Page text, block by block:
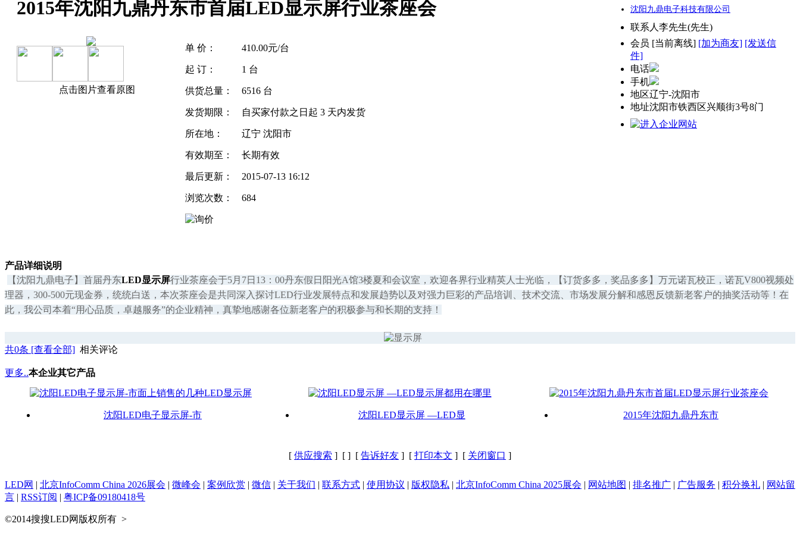
2015年沈阳九鼎丹东市首届LED显示屏行业茶座会
点击图片查看原图
单 价： 410.00元/台
起 订： 1 台
供货总量： 6516 台
发货期限： 自买家付款之日起 3 天内发货
所在地： 辽宁 沈阳市
有效期至： 长期有效
最后更新： 2015-07-13 16:12
浏览次数： 684
沈阳九鼎电子科技有限公司
联系人李先生(先生)
会员 [当前离线] [加为商友] [发送信
件]
电话
手机
地区辽宁-沈阳市
地址沈阳市铁西区兴顺街3号8门
产品详细说明
【沈阳九鼎电子】首届丹东LED显示屏行业茶座会于5月7日13：00丹东假日阳光A馆3楼夏和会议室，欢迎各界行业精英人士光临，【订货多多，奖品多多】万元诺瓦校正，诺瓦V800视频处
理器，300-500元现金券，统统白送，本次茶座会是共同深入探讨LED行业发展特点和发展趋势以及对强力巨彩的产品培训、技术交流、市场发展分解和感恩反馈新老客户的抽奖活动等！在
此，我公司本着“用心品质，卓越服务”的企业精神，真挚地感谢各位新老客户的积极参与和长期的支持！
共0条 [查看全部] 相关评论
更多..本企业其它产品
沈阳LED电子显示屏-市 沈阳LED显示屏 —LED显 2015年沈阳九鼎丹东市
[ 供应搜索 ] [ ] [ 告诉好友 ] [ 打印本文 ] [ 关闭窗口 ]
LED网 北京InfoComm China 2026展会 微峰会 案例欣赏 微信 关于我们 联系方式 使用协议 版权隐私 北京InfoComm China 2025展会 网站地图 排名推广 广告服务 积分换礼
网站留
言
RSS订阅 粤ICP备09180418号
©2014搜搜LED网版权所有 >